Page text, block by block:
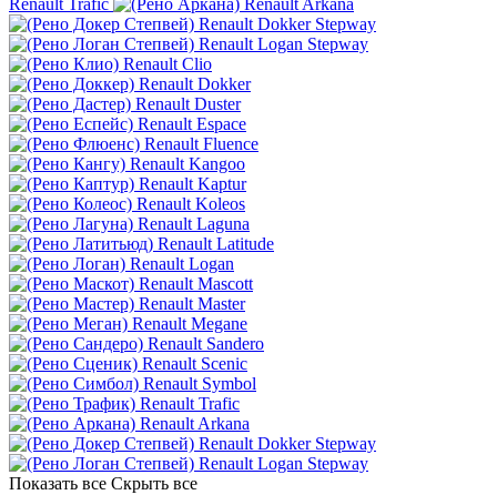
Renault Trafic
Renault Arkana
Renault Dokker Stepway
Renault Logan Stepway
Renault Clio
Renault Dokker
Renault Duster
Renault Espace
Renault Fluence
Renault Kangoo
Renault Kaptur
Renault Koleos
Renault Laguna
Renault Latitude
Renault Logan
Renault Mascott
Renault Master
Renault Megane
Renault Sandero
Renault Scenic
Renault Symbol
Renault Trafic
Renault Arkana
Renault Dokker Stepway
Renault Logan Stepway
Показать все Скрыть все